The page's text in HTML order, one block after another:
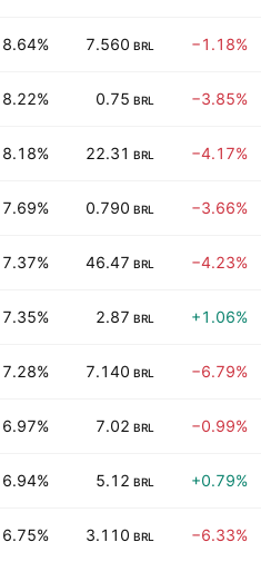
8.64% 7.560 BRL −1.18%
8.22% 0.75 BRL −3.85%
8.18% 22.31 BRL −4.17%
7.69% 0.790 BRL −3.66%
7.37% 46.47 BRL −4.23%
7.35% 2.87 BRL +1.06%
7.28% 7.140 BRL −6.79%
6.97% 7.02 BRL −0.99%
6.94% 5.12 BRL +0.79%
6.75% 3.110 BRL −6.33%